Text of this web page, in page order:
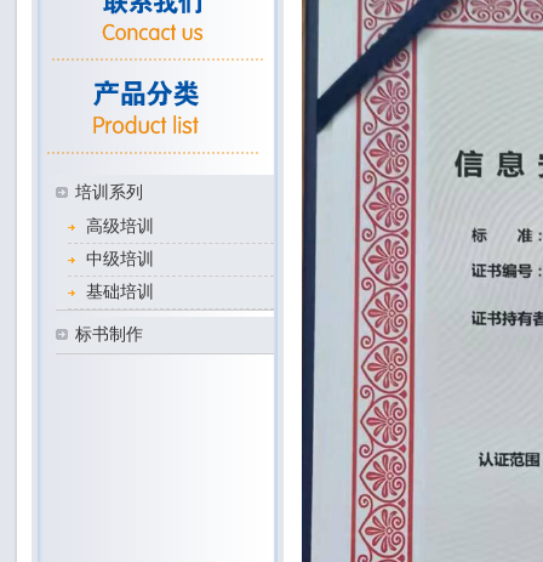
培训系列
高级培训
中级培训
基础培训
标书制作